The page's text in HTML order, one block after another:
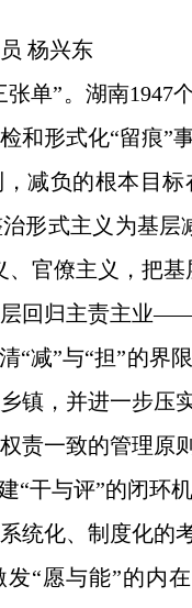
杨兴东
张单”。湖南
和形式化“留痕”
减负的根本目
形式主义为基
、官僚主义，把
回归主责主业
“减”与“担”的
镇，并进一步压
责一致的管理原
“干与评”的闭
统化、制度化的
发“愿与能”的内